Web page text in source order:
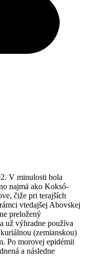
V minulosti bola
najmä ako Koksó-
čiže pri terajších
vtedajšej Abovskej
preložený
už výhradne používa
(zemianskou)
Po morovej epidémii
a následne